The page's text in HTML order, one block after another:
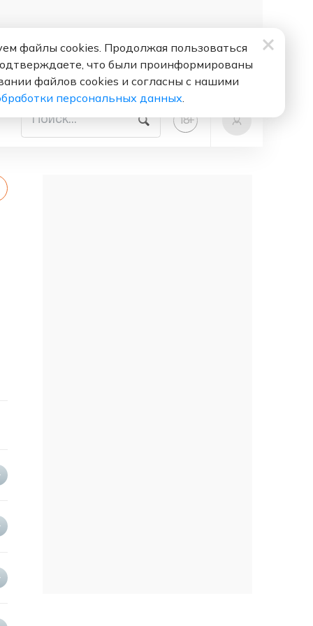
18+
файлы cookies. Продолжая пользоваться
что были проинформированы
файлов cookies и согласны с нашими
персональных данных.